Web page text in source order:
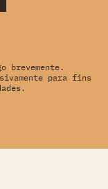
brevemente.
para fins